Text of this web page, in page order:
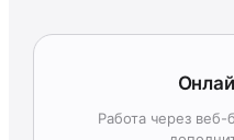
Работа через веб-